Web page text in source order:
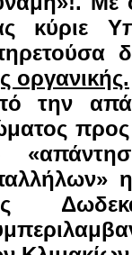
κύριε
οργανικής.
την